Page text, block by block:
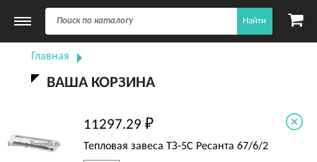
Найти
Главная
ВАША КОРЗИНА
Тепловая завеса ТЗ-5С Ресанта 67/6/2
11297.29 ₽